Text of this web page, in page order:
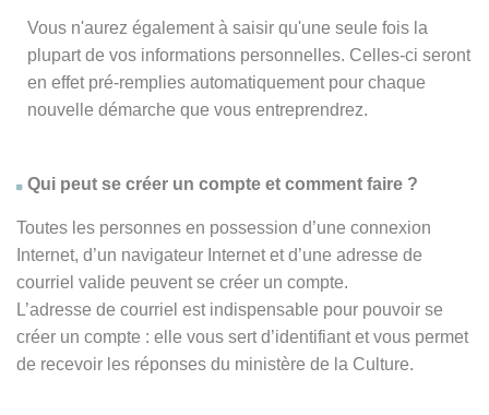
Vous n'aurez également à saisir qu'une seule fois la
plupart de vos informations personnelles. Celles-ci seront
en effet pré-remplies automatiquement pour chaque
nouvelle démarche que vous entreprendrez.
Qui peut se créer un compte et comment faire ?
Toutes les personnes en possession d’une connexion
Internet, d’un navigateur Internet et d’une adresse de
courriel valide peuvent se créer un compte.
L’adresse de courriel est indispensable pour pouvoir se
créer un compte : elle vous sert d’identifiant et vous permet
de recevoir les réponses du ministère de la Culture.